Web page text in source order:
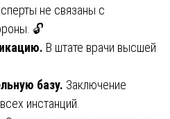
не связаны с
🔓
В штате врачи высшей
базу. Заключение
инстанций.